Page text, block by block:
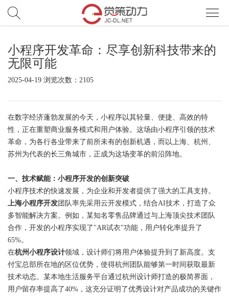
首
务
网
开
程
开
例
觉
闻
联
系
小程序开发革命：尽享创新科技带来的
无限可能
2025-04-19 浏览次数：2105
在数字经济蓬勃发展的今天，小程序以其轻量、便捷、高效的特
性，正在重塑商业服务模式和用户体验。这场由小程序引领的技术
革命，为各行各业带来了前所未有的创新机遇，而以上海、杭州、
苏州为代表的长三角城市，正成为这场变革的前沿阵地。
一、技术赋能：小程序开发的创新突破
小程序技术的快速发展，为企业和开发者提供了强大的工具支持。
上海小程序开发团队率先采用云开发模式，结合AI技术，打造了众
多智能解决方案。例如，某知名零售品牌通过与上海顶尖技术团队
合作，开发的小程序实现了"AR试衣"功能，用户转化率提升了
65%。
在杭州小程序设计领域，设计师们将用户体验提升到了新高度。支
付宝总部所在地的区位优势，使得杭州团队能够第一时间获取最新
技术动态。某本地生活服务平台通过杭州设计师打造的极简界面，
用户留存率提高了40%，这充分证明了优秀设计对产品成功的关键作